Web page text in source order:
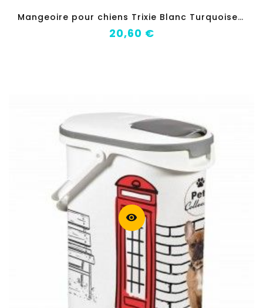
M
angeoire pour chiens Trixie Blanc Turquoise 1,4 L
Prix
20,60 €
visibility